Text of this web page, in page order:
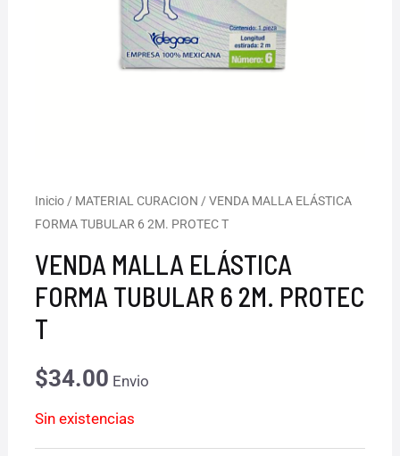
Inicio/ MATERIAL CURACION / VENDA MALLA ELÁSTICA
FORMA TUBULAR 6 2M. PROTEC T
VENDA MALLA ELÁSTICA
FORMA TUBULAR 6 2M. PROTEC
T
$34.00 Envio
Sin existencias